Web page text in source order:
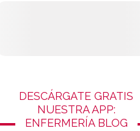
DESCÁRGATE GRATIS
NUESTRA APP:
ENFERMERÍA BLOG